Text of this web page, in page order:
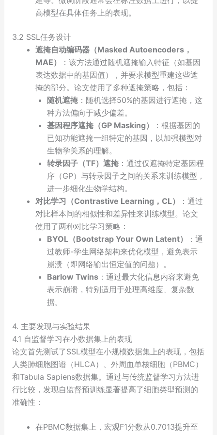
高模型在具体任务上的表现。
3.2 SSL任务设计
遮掩自动编码器（Masked Autoencoders，
MAE）
：该方法通过随机遮掩输入特征（如基因
表达数据中的基因值），并要求模型重建这些遮
掩的部分。论文使用了多种遮掩策略，包括：
随机遮掩：随机选择50%的基因进行遮掩，这
种方法偏向于减少偏差。
基因程序遮掩（GP Masking）
：根据基因的
已知功能遮掩一组特定的基因，以加强模型对
生物学关系的理解。
转录因子（TF）遮掩：通过仅遮掩特定基因程
序（GP）与转录因子之间的关系来训练模型，
进一步细化生物学结构。
对比学习（Contrastive Learning，CL）
：通过
对比样本间的相似性和差异性来训练模型。论文
使用了两种对比学习策略：
BYOL（Bootstrap Your Own Latent）
：通
过教师-学生网络架构来优化模型，避免表示
崩溃（即网络输出恒定值的问题）。
Barlow Twins：通过最大化信息内容来避免
表示崩溃，特别适用于处理高维度、复杂数
据。
4. 主要发现与实验结果
4.1 自监督学习在小数据集上的表现
论文首先测试了SSL模型在小规模数据集上的表现，包括
人类肺细胞图谱（HLCA）、外周血单核细胞（PBMC）
和Tabula Sapiens数据集。通过与传统监督学习方法进
行比较，发现自监督预训练显著提高了细胞类型预测的
准确性：
在PBMC数据集上，宏观F1分数从0.7013提升至